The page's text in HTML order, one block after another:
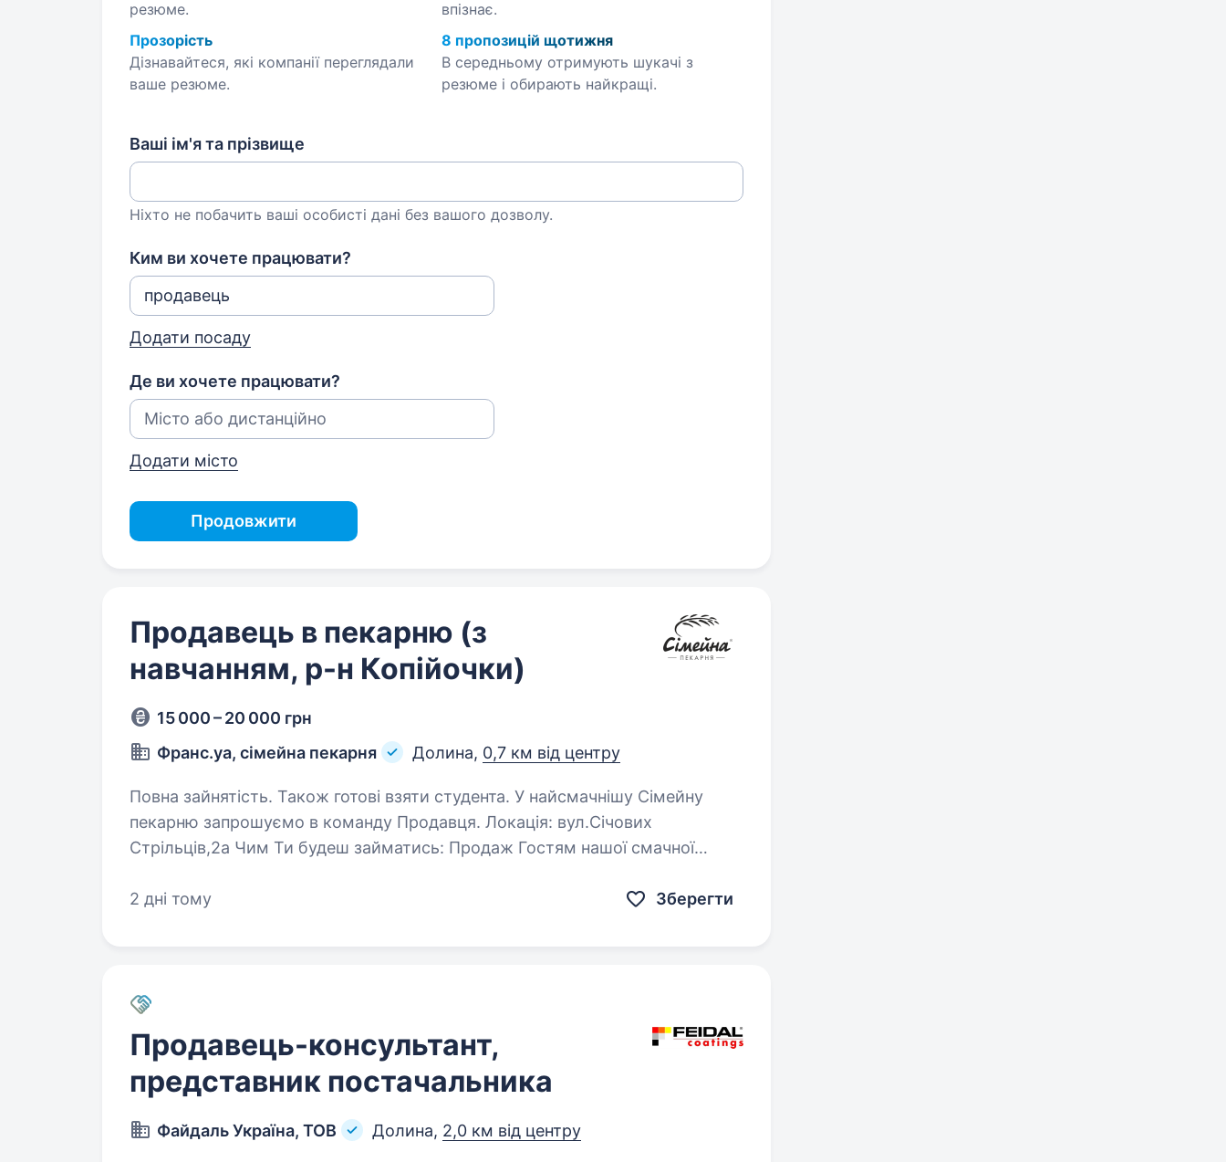
резюме.
впізнає.
Прозорість
Дізнавайтеся, які компанії переглядали
ваше резюме.
8 пропозицій щотижня
В середньому отримують шукачі з
резюме і обирають найкращі.
Ваші ім'я та прізвище
Ніхто не побачить ваші особисті дані без вашого дозволу.
Ким ви хочете працювати?
Додати посаду
Де ви хочете працювати?
Додати місто
Продовжити
Продавець в пекарню (з
навчанням, р-н Копійочки)
15 000 – 20 000 грн
Франс.уа, сімейна пекарня
Долина, 0,7 км від центру
Повна зайнятість. Також готові взяти студента. У найсмачнішу Сімейну
пекарню запрошуємо в команду Продавця. Локація: вул.Січових
Стрільців,2а Чим Ти будеш займатись: Продаж Гостям нашої смачної
2 дні тому
Зберегти
Продавець-консультант,
представник постачальника
Файдаль Україна, ТОВ Долина, 2,0 км від центру